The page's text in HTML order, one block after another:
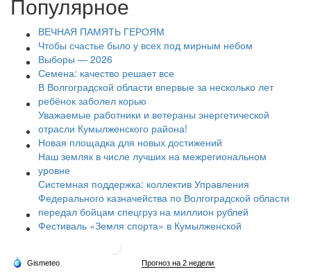
ВЕЧНАЯ ПАМЯТЬ ГЕРОЯМ
Чтобы счастье было у всех под мирным небом
Выборы — 2026
Семена: качество решает все
В Волгоградской области впервые за несколько лет
ребёнок заболел корью
Уважаемые работники и ветераны энергетической
отрасли Кумылженского района!
Новая площадка для новых достижений
Наш земляк в числе лучших на межрегиональном
уровне
Системная поддержка: коллектив Управления
Федерального казначейства по Волгоградской области
передал бойцам спецгруз на миллион рублей
Фестиваль «Земля спорта» в Кумылженской